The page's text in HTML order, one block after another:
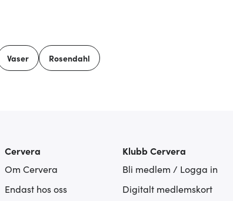
Vaser Rosendahl
Cervera
Om Cervera
Endast hos oss
Klubb Cervera
Bli medlem / Logga in
Digitalt medlemskort